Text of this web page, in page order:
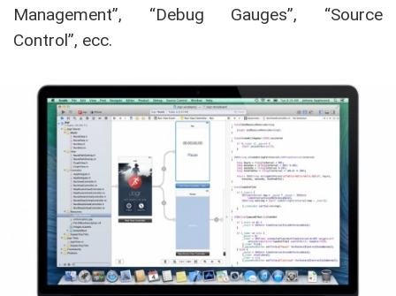
Management”, “Debug Gauges”, “Source
Control”, ecc.